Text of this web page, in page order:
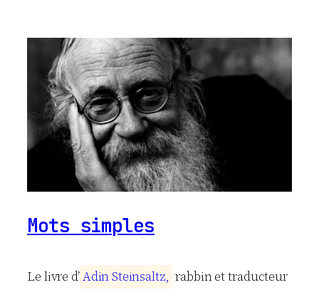
Mots simples
Le livre d’AdinSteinsaltz, rabbin et traducteur